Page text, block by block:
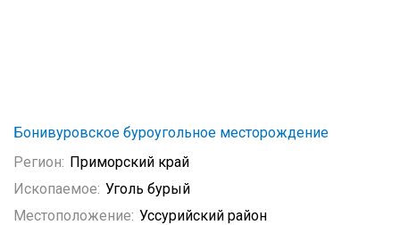
Бонивуровское буроугольное месторождение
Регион: Приморский край
Ископаемое: Уголь бурый
Местоположение: Уссурийский район